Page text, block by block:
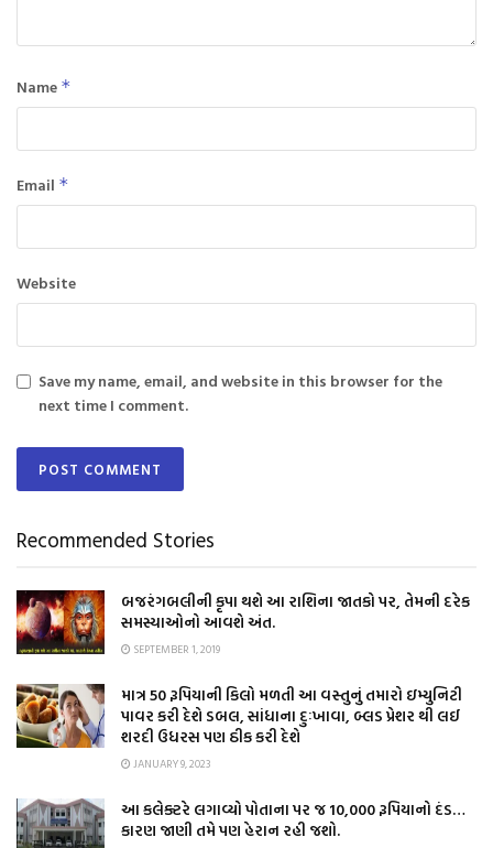
Name *
Email *
Website
Save my name, email, and website in this browser for the
next time I comment.
Recommended Stories
બજરંગબલીની કૃપા થશે આ રાશિના જાતકો પર, તેમની દરેક
સમસ્યાઓનો આવશે અંત.
SEPTEMBER 1, 2019
માત્ર 50 રૂપિયાની કિલો મળતી આ વસ્તુનું તમારો ઇમ્યુનિટી
પાવર કરી દેશે ડબલ, સાંધાના દુઃખાવા, બ્લડ પ્રેશર થી લઈ
શરદી ઉધરસ પણ ઠીક કરી દેશે
JANUARY 9, 2023
આ કલેક્ટરે લગાવ્યો પોતાના પર જ 10,000 રૂપિયાનો દંડ…
કારણ જાણી તમે પણ હેરાન રહી જશો.